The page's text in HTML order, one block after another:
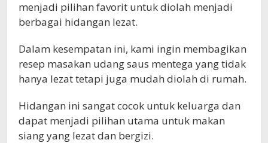
menjadi pilihan favorit untuk diolah menjadi
berbagai hidangan lezat.
Dalam kesempatan ini, kami ingin membagikan
resep masakan udang saus mentega yang tidak
hanya lezat tetapi juga mudah diolah di rumah.
Hidangan ini sangat cocok untuk keluarga dan
dapat menjadi pilihan utama untuk makan
siang yang lezat dan bergizi.